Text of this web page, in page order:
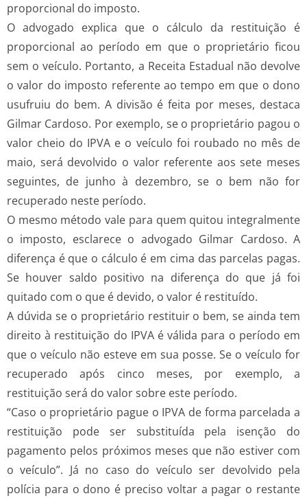
proporcional do imposto.
O advogado explica que o cálculo da restituição é
proporcional ao período em que o proprietário ficou
sem o veículo. Portanto, a Receita Estadual não devolve
o valor do imposto referente ao tempo em que o dono
usufruiu do bem. A divisão é feita por meses, destaca
Gilmar Cardoso. Por exemplo, se o proprietário pagou o
valor cheio do IPVA e o veículo foi roubado no mês de
maio, será devolvido o valor referente aos sete meses
seguintes, de junho à dezembro, se o bem não for
recuperado neste período.
O mesmo método vale para quem quitou integralmente
o imposto, esclarece o advogado Gilmar Cardoso. A
diferença é que o cálculo é em cima das parcelas pagas.
Se houver saldo positivo na diferença do que já foi
quitado com o que é devido, o valor é restituído.
A dúvida se o proprietário restituir o bem, se ainda tem
direito à restituição do IPVA é válida para o período em
que o veículo não esteve em sua posse. Se o veículo for
recuperado após cinco meses, por exemplo, a
restituição será do valor sobre este período.
“Caso o proprietário pague o IPVA de forma parcelada a
restituição pode ser substituída pela isenção do
pagamento pelos próximos meses que não estiver com
o veículo”. Já no caso do veículo ser devolvido pela
polícia para o dono é preciso voltar a pagar o restante